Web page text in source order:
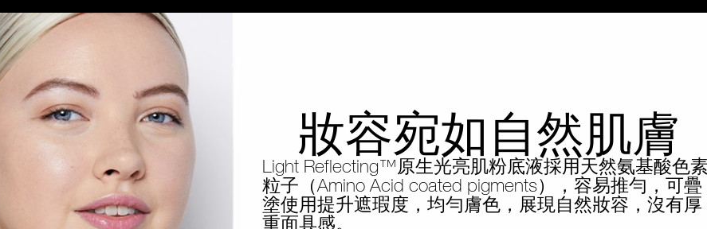
妝容宛如自然肌膚
Light Reflecting™原生光亮肌粉底液採用天然氨基酸色
粒子（Amino Acid coated pigments），容易推勻，可疊
塗使用提升遮瑕度，均勻膚色，展現自然妝容，沒有厚
重面具感。